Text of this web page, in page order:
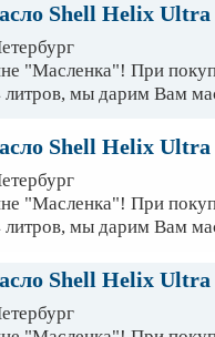
Shell Helix Ultra
"Масленка"! При
литров, мы дарим Вам
Shell Helix Ultra
"Масленка"! При
литров, мы дарим Вам
Shell Helix Ultra